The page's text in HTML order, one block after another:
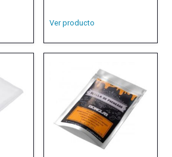
Ver producto